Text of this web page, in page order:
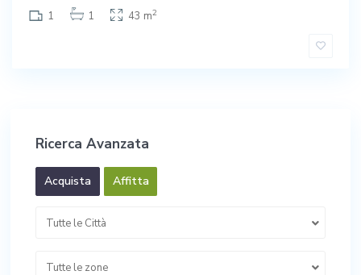
1
1 43 m2
Ricerca Avanzata
Acquista Affitta
Tutte le Città
Tutte le zone